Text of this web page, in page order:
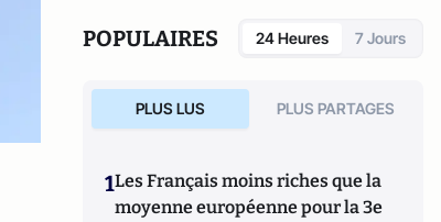
POPULAIRES 24 Heures 7 Jours
PLUS LUS PLUS PARTAGES
1Les Français moins riches que la
moyenne européenne pour la 3e